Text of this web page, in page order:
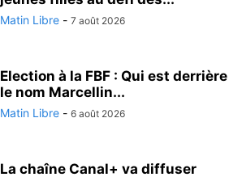
Matin Libre - 7 août 2026
Election à la FBF : Qui est derrière
le nom Marcellin...
Matin Libre - 6 août 2026
La chaîne Canal+ va diffuser